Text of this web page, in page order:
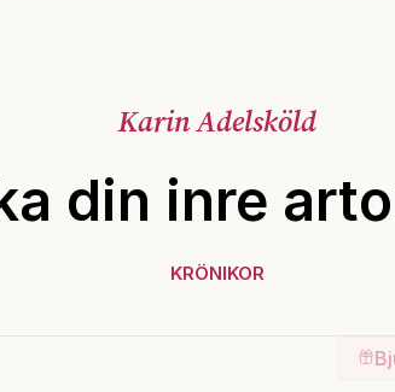
Karin Adelsköld
din inre
KRÖNIKOR